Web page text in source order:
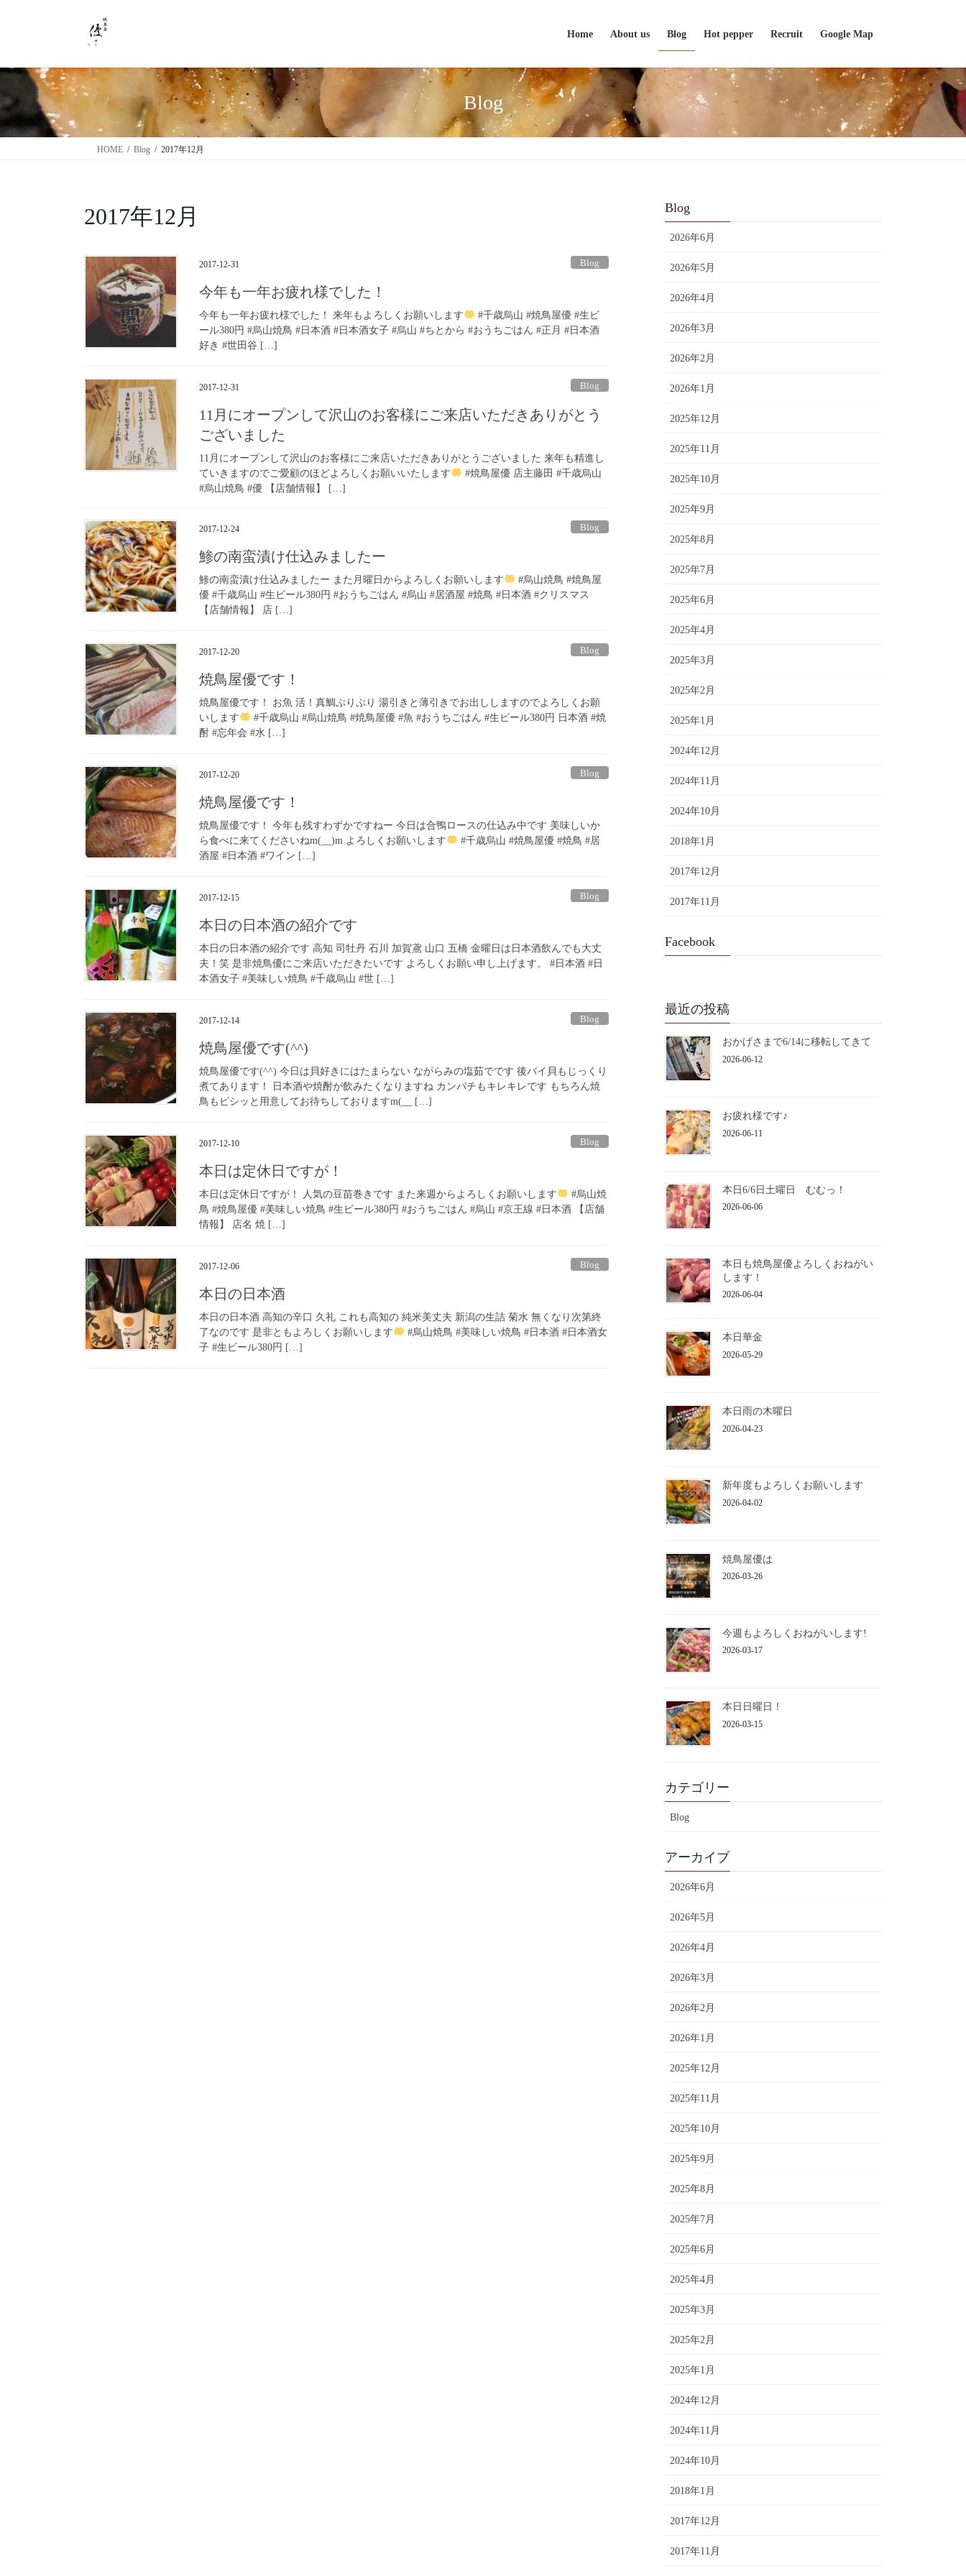
ツ
移
動
シ
ン
に
Home About us Blog Hot pepper Recruit Google Map
Blog
HOME Blog 2017年12月
2017年12月
2017-12-31 Blog
今年も一年お疲れ様でした！
今年も一年お疲れ様でした！ 来年もよろしくお願いします
#千歳烏山 #焼鳥屋優 #生ビ
ール380円 #烏山焼鳥 #日本酒 #日本酒女子 #烏山 #ちとから #おうちごはん #正月 #日本酒
好き #世田谷 […]
2017-12-31 Blog
11月にオープンして沢山のお客様にご来店いただきありがとう
ございました
11月にオープンして沢山のお客様にご来店いただきありがとうございました 来年も精進し
ていきますのでご愛顧のほどよろしくお願いいたします
#焼鳥屋優 店主藤田 #千歳烏山
#烏山焼鳥 #優 【店舗情報】 […]
2017-12-24 Blog
鯵の南蛮漬け仕込みましたー
鯵の南蛮漬け仕込みましたー また月曜日からよろしくお願いします
#烏山焼鳥 #焼鳥屋
優 #千歳烏山 #生ビール380円 #おうちごはん #烏山 #居酒屋 #焼鳥 #日本酒 #クリスマス
【店舗情報】 店 […]
2017-12-20 Blog
焼鳥屋優です！
焼鳥屋優です！ お魚 活！真鯛ぷりぷり 湯引きと薄引きでお出ししますのでよろしくお願
いします
#千歳烏山 #烏山焼鳥 #焼鳥屋優 #魚 #おうちごはん #生ビール380円 日本酒 #焼
酎 #忘年会 #水 […]
2017-12-20 Blog
焼鳥屋優です！
焼鳥屋優です！ 今年も残すわずかですねー 今日は合鴨ロースの仕込み中です 美味しいか
ら食べに来てくださいねm(__)m よろしくお願いします
#千歳烏山 #焼鳥屋優 #焼鳥 #居
酒屋 #日本酒 #ワイン […]
2017-12-15 Blog
本日の日本酒の紹介です
本日の日本酒の紹介です 高知 司牡丹 石川 加賀鳶 山口 五橋 金曜日は日本酒飲んでも大丈
夫！笑 是非焼鳥優にご来店いただきたいです よろしくお願い申し上げます。 #日本酒 #日
本酒女子 #美味しい焼鳥 #千歳烏山 #世 […]
2017-12-14 Blog
焼鳥屋優です(^^)
焼鳥屋優です(^^) 今日は貝好きにはたまらない ながらみの塩茹でです 後バイ貝もじっくり
煮てあります！ 日本酒や焼酎が飲みたくなりますね カンパチもキレキレです もちろん焼
鳥もビシッと用意してお待ちしておりますm(__ […]
2017-12-10 Blog
本日は定休日ですが！
本日は定休日ですが！ 人気の豆苗巻きです また来週からよろしくお願いします
#烏山焼
鳥 #焼鳥屋優 #美味しい焼鳥 #生ビール380円 #おうちごはん #烏山 #京王線 #日本酒 【店舗
情報】 店名 焼 […]
2017-12-06 Blog
本日の日本酒
本日の日本酒 高知の辛口 久礼 これも高知の 純米美丈夫 新潟の生詰 菊水 無くなり次第終
了なのです 是非ともよろしくお願いします
#烏山焼鳥 #美味しい焼鳥 #日本酒 #日本酒女
子 #生ビール380円 […]
Blog
2026年6月
2026年5月
2026年4月
2026年3月
2026年2月
2026年1月
2025年12月
2025年11月
2025年10月
2025年9月
2025年8月
2025年7月
2025年6月
2025年4月
2025年3月
2025年2月
2025年1月
2024年12月
2024年11月
2024年10月
2018年1月
2017年12月
2017年11月
Facebook
最近の投稿
おかげさまで6/14に移転してきて
2026-06-12
お疲れ様です♪
2026-06-11
本日6/6日土曜日 むむっ！
2026-06-06
本日も焼鳥屋優よろしくおねがい
します！
2026-06-04
本日華金
2026-05-29
本日雨の木曜日
2026-04-23
新年度もよろしくお願いします
2026-04-02
焼鳥屋優は
2026-03-26
今週もよろしくおねがいします!
2026-03-17
本日日曜日！
2026-03-15
カテゴリー
Blog
アーカイブ
2026年6月
2026年5月
2026年4月
2026年3月
2026年2月
2026年1月
2025年12月
2025年11月
2025年10月
2025年9月
2025年8月
2025年7月
2025年6月
2025年4月
2025年3月
2025年2月
2025年1月
2024年12月
2024年11月
2024年10月
2018年1月
2017年12月
2017年11月